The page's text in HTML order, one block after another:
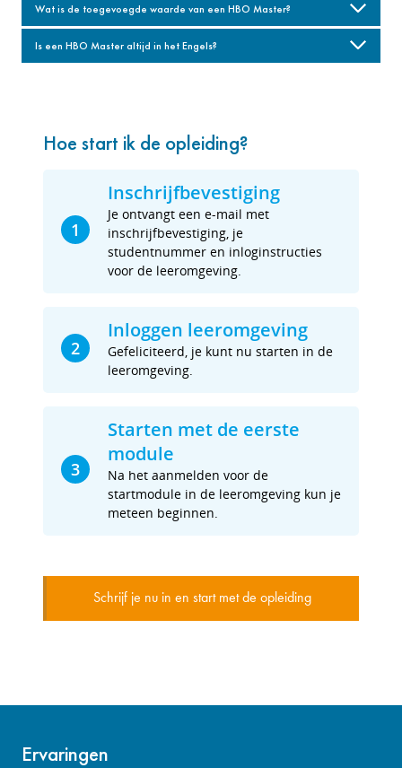
Wat is de toegevoegde waarde van een HBO Master?
Is een HBO Master altijd in het Engels?
Hoe start ik de opleiding?
1
Inschrijfbevestiging
Je ontvangt een e-mail met
inschrijfbevestiging, je
studentnummer en inloginstructies
voor de leeromgeving.
2
Inloggen leeromgeving
Gefeliciteerd, je kunt nu starten in de
leeromgeving.
3
Starten met de eerste
module
Na het aanmelden voor de
startmodule in de leeromgeving kun je
meteen beginnen.
Schrijf je nu in en start met de opleiding
Ervaringen